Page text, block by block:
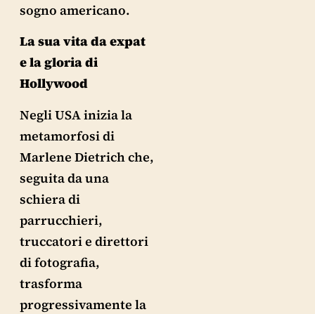
sogno americano.
La sua vita da expat
e la gloria di
Hollywood
Negli USA inizia la
metamorfosi di
Marlene Dietrich che,
seguita da una
schiera di
parrucchieri,
truccatori e direttori
di fotografia,
trasforma
progressivamente la